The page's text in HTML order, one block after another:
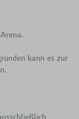
kann es zur